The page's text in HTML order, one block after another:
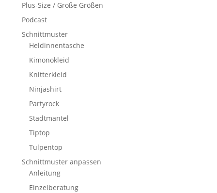
Plus-Size / Große Größen
Podcast
Schnittmuster
Heldinnentasche
Kimonokleid
Knitterkleid
Ninjashirt
Partyrock
Stadtmantel
Tiptop
Tulpentop
Schnittmuster anpassen
Anleitung
Einzelberatung